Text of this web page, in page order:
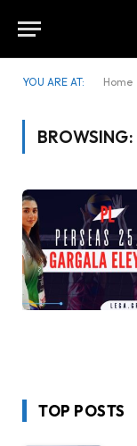
YOU ARE AT: Home
BROWSING:
TOP POSTS